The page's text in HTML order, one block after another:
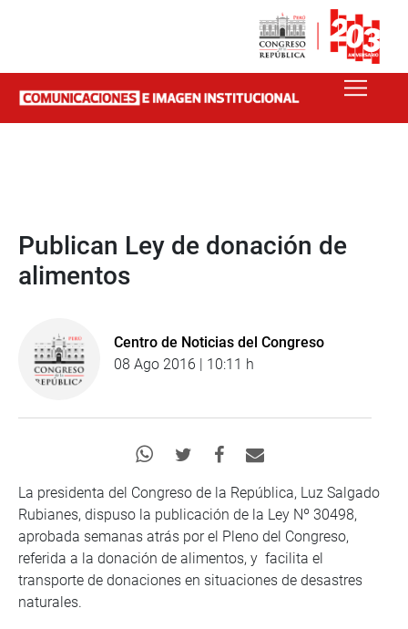
Publican Ley de donación de
alimentos
Centro de Noticias del Congreso
08 Ago 2016 | 10:11 h
La presidenta del Congreso de la República, Luz Salgado
Rubianes, dispuso la publicación de la Ley Nº 30498,
aprobada semanas atrás por el Pleno del Congreso,
referida a la donación de alimentos, y facilita el
transporte de donaciones en situaciones de desastres
naturales.